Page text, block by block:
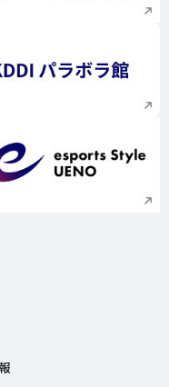
新規ウィンドウで
新規ウィンドウで